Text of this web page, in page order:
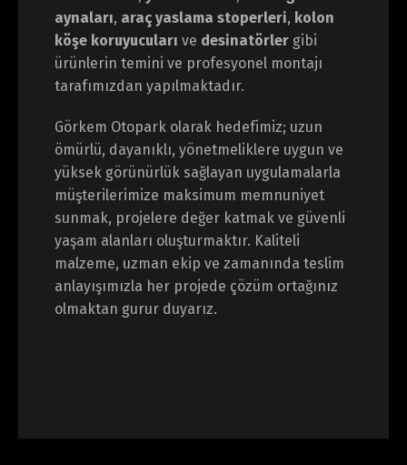
aynaları, araç yaslama stoperleri, kolon
köşe koruyucuları ve desinatörler gibi
ürünlerin temini ve profesyonel montajı
tarafımızdan yapılmaktadır.
Görkem Otopark olarak hedefimiz; uzun
ömürlü, dayanıklı, yönetmeliklere uygun ve
yüksek görünürlük sağlayan uygulamalarla
müşterilerimize maksimum memnuniyet
sunmak, projelere değer katmak ve güvenli
yaşam alanları oluşturmaktır. Kaliteli
malzeme, uzman ekip ve zamanında teslim
anlayışımızla her projede çözüm ortağınız
olmaktan gurur duyarız.